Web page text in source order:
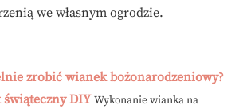
we własnym ogrodzie.
zrobić wianek bożonarodzeniowy?
DIY Wykonanie wianka na